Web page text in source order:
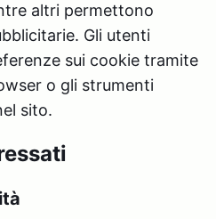
altri permettono
Gli utenti
sui cookie tramite
o gli strumenti
sito.